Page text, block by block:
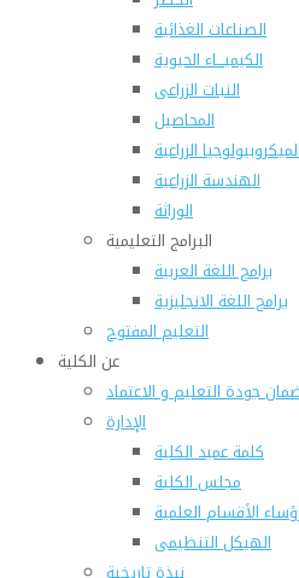
الصناعات الغذائية
الكيميـــاء الحيوية
النبات الزراعى
المحاصيل
الزراعية
الهندسة الزراعية
الوراثة
البرامج التعليمية
برامج اللغة العربية
برامج اللغة الانجليزية
التعليم المفتوح
عن الكلية
جودة التعليم و الاعتماد
الإدارة
كلمة عميد الكلية
مجلس الكلية
الأقسام العلمية
الهيكل التنظيمى